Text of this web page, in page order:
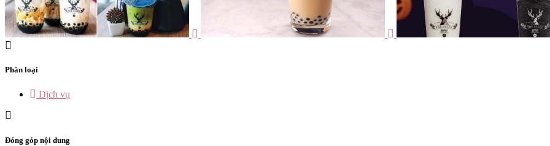
Phân loại
Dịch vụ
Đóng góp nội dung